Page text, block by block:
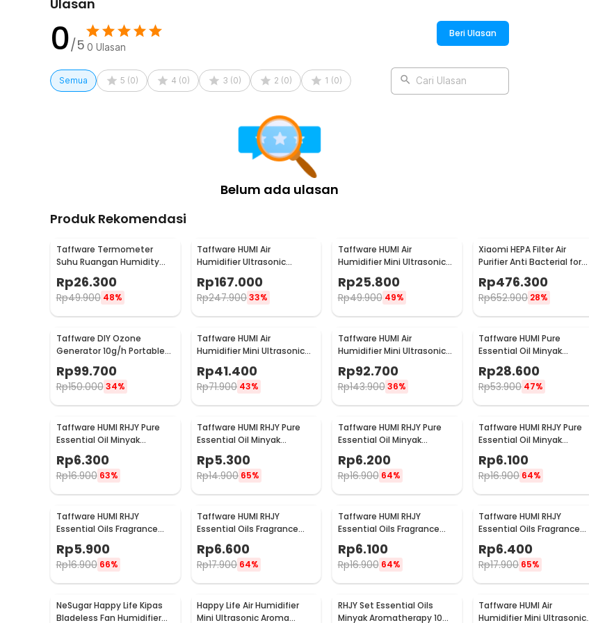
Ulasan
0/5 0 Ulasan
Beri Ulasan
Semua 5 (0) 4 (0) 3 (0) 2 (0) 1 (0) Cari Ulasan
Belum ada ulasan
Produk Rekomendasi
Taffware Termometer
Suhu Ruangan Humidity
Hygrometer Clock
Calendar - HTC-1
Rp26.300
Rp49.900 48%
Taffware HUMI Air
Humidifier Ultrasonic
Classic Drop RGB
Adjustable 3L - H98
Rp167.000
Rp247.90033%
Taffware HUMI Air
Humidifier Mini Ultrasonic
Aroma Diffuser 130ml - H41
Rp25.800
Rp49.900 49%
Xiaomi HEPA Filter Air
Purifier Anti Bacterial for
1/2/3/2S/Pro - MCR-FLA
Rp476.300
Rp652.900 28%
Taffware DIY Ozone
Generator 10g/h Portable
VO100
Rp99.700
Rp150.000 34%
Taffware HUMI Air
Humidifier Mini Ultrasonic
H296
Rp41.400
Rp71.900 43%
Taffware HUMI Air
Humidifier Mini Ultrasonic
Remote - HUMI H14A
Rp92.700
Rp143.900 36%
Taffware HUMI Pure
Essential Oil Minyak
Aromatherapy 6in1 10ml -
RS-25
Rp28.600
Rp53.900 47%
Taffware HUMI RHJY Pure
Essential Oil Minyak
Aromatherapy 10ml
Jasmine - RH-15
Rp6.300
Rp16.900 63%
Taffware HUMI RHJY Pure
Essential Oil Minyak
Aromatherapy 10ml
Lavender - RH-15
Rp5.300
Rp14.900 65%
Taffware HUMI RHJY Pure
Essential Oil Minyak
Aromatherapy 10ml Rose -
RH-15
Rp6.200
Rp16.900 64%
Taffware HUMI RHJY Pure
Essential Oil Minyak
Aromatherapy 10ml Lemon
- RH-15
Rp6.100
Rp16.900 64%
Taffware HUMI RHJY
Essential Oils Fragrance
Strawberry - RD-20
Rp5.900
Rp16.900 66%
Taffware HUMI RHJY
Essential Oils Fragrance
Minyak Aromatherapy 10ml
Orange - RD-20
Rp6.600
Rp17.900 64%
Taffware HUMI RHJY
Essential Oils Fragrance
Minyak Aromatherapy 10ml
Lavender - RD-20
Rp6.100
Rp16.900 64%
Taffware HUMI RHJY
Essential Oils Fragrance
Minyak Aromatherapy 10ml
Mint - RD-20
Rp6.400
Rp17.900 65%
NeSugar Happy Life Kipas
Bladeless Fan Humidifier
Happy Life Air Humidifier
Mini Ultrasonic Aroma
RHJY Set Essential Oils
Minyak Aromatherapy 10ml
Taffware HUMI Air
Humidifier Mini Ultrasonic